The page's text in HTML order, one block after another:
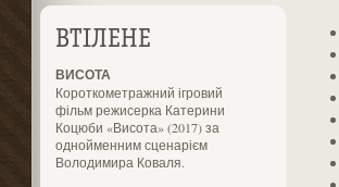
ВТІЛЕНЕ
ВИСОТА
Короткометражний ігровий
фільм режисерка Катерини
Коцюби «Висота» (2017) за
однойменним сценарієм
Володимира Коваля.